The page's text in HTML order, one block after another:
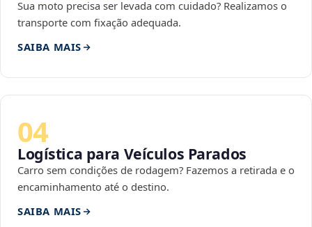
Sua moto precisa ser levada com cuidado? Realizamos o
transporte com fixação adequada.
SAIBA MAIS
04
Logística para Veículos Parados
Carro sem condições de rodagem? Fazemos a retirada e o
encaminhamento até o destino.
SAIBA MAIS